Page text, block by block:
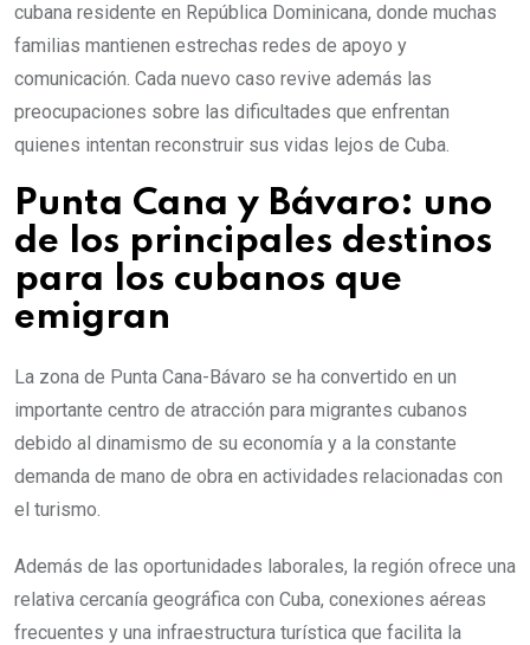
cubana residente en República Dominicana, donde muchas
familias mantienen estrechas redes de apoyo y
comunicación. Cada nuevo caso revive además las
preocupaciones sobre las dificultades que enfrentan
quienes intentan reconstruir sus vidas lejos de Cuba.
Punta Cana y Bávaro: uno
de los principales destinos
para los cubanos que
emigran
La zona de Punta Cana-Bávaro se ha convertido en un
importante centro de atracción para migrantes cubanos
debido al dinamismo de su economía y a la constante
demanda de mano de obra en actividades relacionadas con
el turismo.
Además de las oportunidades laborales, la región ofrece una
relativa cercanía geográfica con Cuba, conexiones aéreas
frecuentes y una infraestructura turística que facilita la